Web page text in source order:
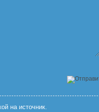
на источник.